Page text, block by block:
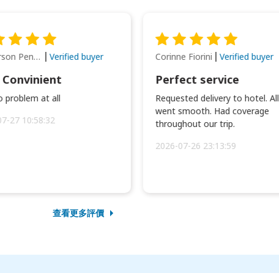
Clipperson Penilla Verified buyer
Convinient
problem at all
27 10:58:32
Corinne Fiorini Verified buyer
Perfect service
Requested delivery to hotel. All
went smooth. Had coverage
throughout our trip.
2026-07-26 23:13:59
查看更多評價